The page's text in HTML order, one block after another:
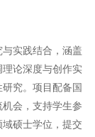
实践结合，涵盖
论深度与创作实
究。项目配备国
会，支持学生参
硕士学位，提交